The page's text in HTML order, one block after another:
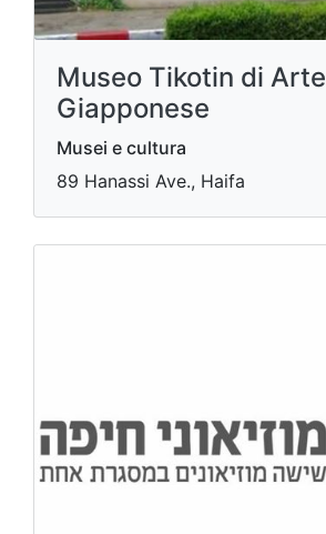
Museo Tikotin di Arte
Giapponese
Musei e cultura
89 Hanassi Ave., Haifa